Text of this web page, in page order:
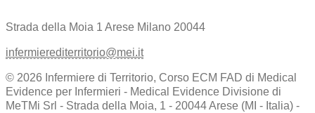
Strada della Moia 1 Arese Milano 20044
infermierediterritorio@mei.it
© 2026 Infermiere di Territorio, Corso ECM FAD di Medical
Evidence per Infermieri - Medical Evidence Divisione di
MeTMi Srl - Strada della Moia, 1 - 20044 Arese (MI - Italia) -